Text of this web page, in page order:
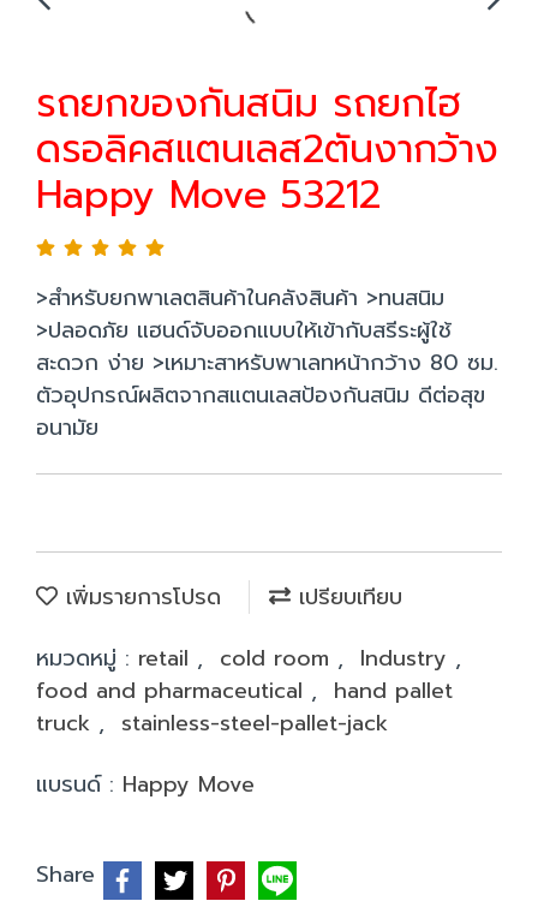
รถยกของกันสนิม รถยกไฮ
ดรอลิคสแตนเลส2ตันงากว้าง
Happy Move 53212
>สำหรับยกพาเลตสินค้าในคลังสินค้า >ทนสนิม
>ปลอดภัย แฮนด์จับออกแบบให้เข้ากับสรีระผู้ใช้
สะดวก ง่าย >เหมาะสาหรับพาเลทหน้ากว้าง 80 ซม.
ตัวอุปกรณ์ผลิตจากสแตนเลสป้องกันสนิม ดีต่อสุข
อนามัย
เพิ่มรายการโปรด
เปรียบเทียบ
หมวดหมู่ : retail , cold room , Industry ,
food and pharmaceutical , hand pallet
truck , stainless-steel-pallet-jack
แบรนด์ : Happy Move
Share